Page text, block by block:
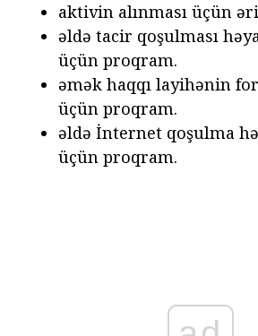
aktivin alınması üçün
əldə tacir qoşulması
üçün proqram.
əmək haqqı layihənin
üçün proqram.
əldə İnternet qoşulma
üçün proqram.